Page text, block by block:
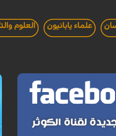
علماء يابانيون العلوم